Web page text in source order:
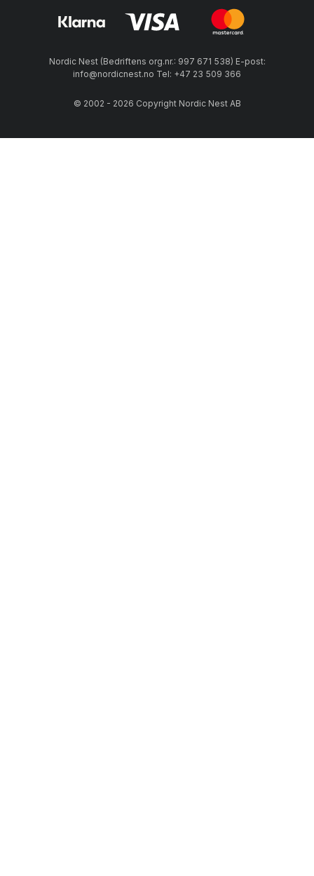
Nordic Nest (Bedriftens org.nr.: 997 671 538) E-post:
info@nordicnest.no Tel: +47 23 509 366
© 2002 - 2026 Copyright Nordic Nest AB